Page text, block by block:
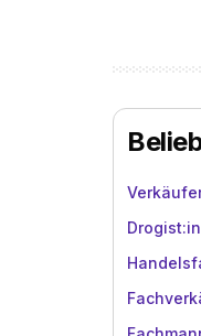
Drogist:in